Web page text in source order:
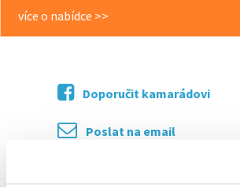
více o nabídce >>
Doporučit kamarádovi
Poslat na email